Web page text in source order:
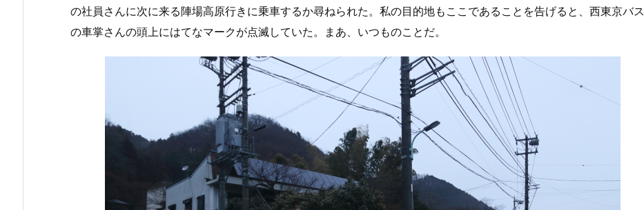
の社員さんに次に来る陣場高原行きに乗車するか尋ねられた。私の目的地もここであることを告げると、西東京バス
の車掌さんの頭上にはてなマークが点滅していた。まあ、いつものことだ。